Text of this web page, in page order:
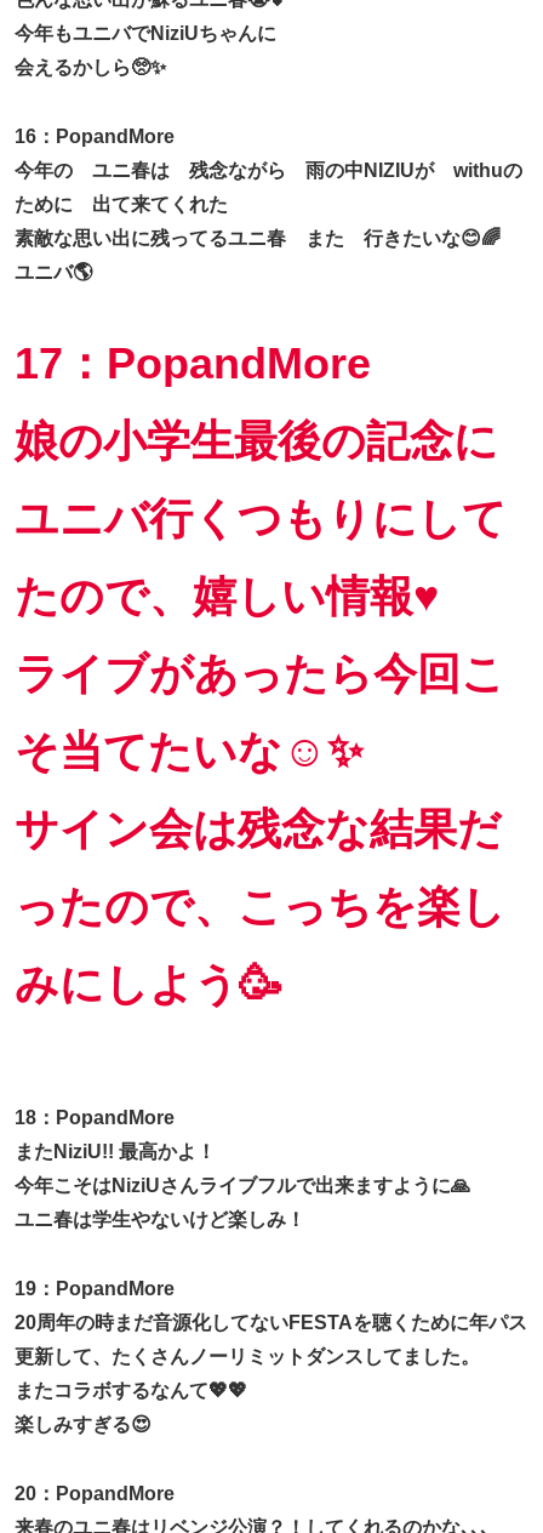
今年もユニバでNiziUちゃんに
会えるかしら🥺✨
16：PopandMore
今年の ユニ春は 残念ながら 雨の中NIZIUが withuの
ために 出て来てくれた
素敵な思い出に残ってるユニ春 また 行きたいな😊🌈
ユニバ🌎
17：PopandMore
娘の小学生最後の記念に
ユニバ行くつもりにして
たので、嬉しい情報♥️
ライブがあったら今回こ
そ当てたいな☺️✨
サイン会は残念な結果だ
ったので、こっちを楽し
みにしよう🥳
18：PopandMore
またNiziU!! 最高かよ！
今年こそはNiziUさんライブフルで出来ますように🙏
ユニ春は学生やないけど楽しみ！
19：PopandMore
20周年の時まだ音源化してないFESTAを聴くために年パス
更新して、たくさんノーリミットダンスしてました。
またコラボするなんて💖💖
楽しみすぎる😍
20：PopandMore
来春のユニ春はリベンジ公演？！してくれるのかな､､､